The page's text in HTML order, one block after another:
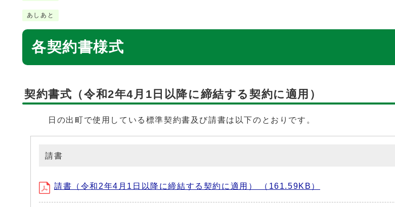
あしあと
各契約書様式
契約書式（令和2年4月1日以降に締結する契約に適用）
日の出町で使用している標準契約書及び請書は以下のとおりです。
請書
請書（令和2年4月1日以降に締結する契約に適用） （161.59KB）